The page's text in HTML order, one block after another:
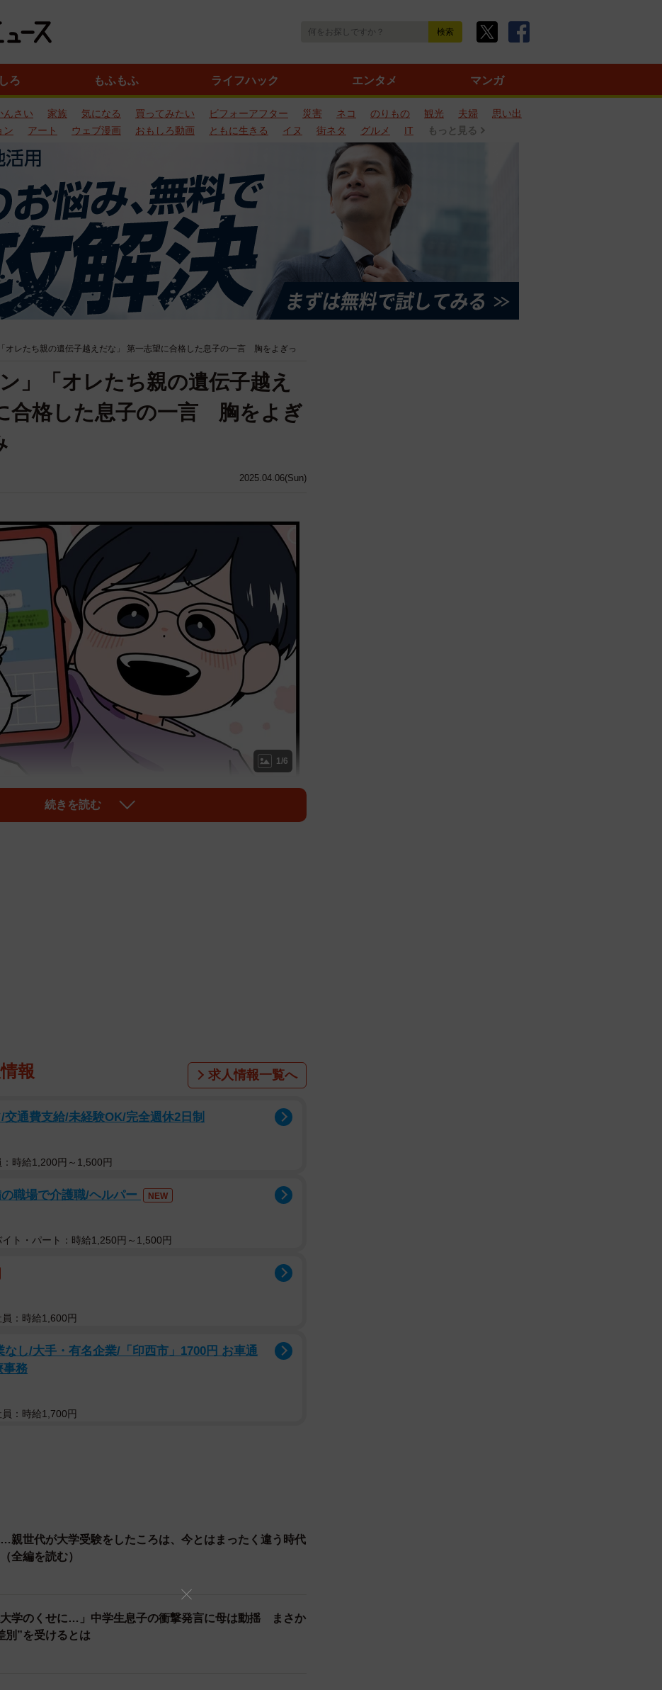
ろ もふもふ ライフハック エンタメ マンガ
んさい 家族 気になる 買ってみたい ビフォーアフター 災害 ネコ のりもの 観光 夫婦
思い出
ン アート ウェブ漫画 おもしろ動画 ともに生きる イヌ 街ネタ グルメ IT もっと見る
オレたち親の遺伝子越えだな」 第一志望に合格した息子の一言 胸をよぎっ
2025.04.06(Sun)
」「オレたち親の遺伝子越え
合格した息子の一言 胸をよぎ
1/6
し、スマホの画面では、驚くような“やり取り”がされていました
子はこの春から第一志望の大学に進学することになりまし
うございます」の文字に、思わず家族みんなで歓声を上げ
われた瞬間でした。
マホを見ながらクスクス笑っています。
」
。良かったねと思ったのも束の間、受験結果を報告し合っ
の文系だからさ オレの結果、超喜んでる」
」
「親の学歴を越えた」という意味のようです。
続きを読む
報 求人情報一覧へ
通費支給/未経験OK/完全週休2日制
時給1,200円～1,500円
職場で介護職/ヘルパー NEW
イト・パート：時給1,250円～1,500円
：時給1,600円
なし/大手・有名企業/「印西市」1700円 お車通
事務
：時給1,700円
…親世代が大学受験をしたころは、今とはまったく違う時代
全編を読む）
大学のくせに…」中学生息子の衝撃発言に母は動揺 まさか
別”を受けるとは